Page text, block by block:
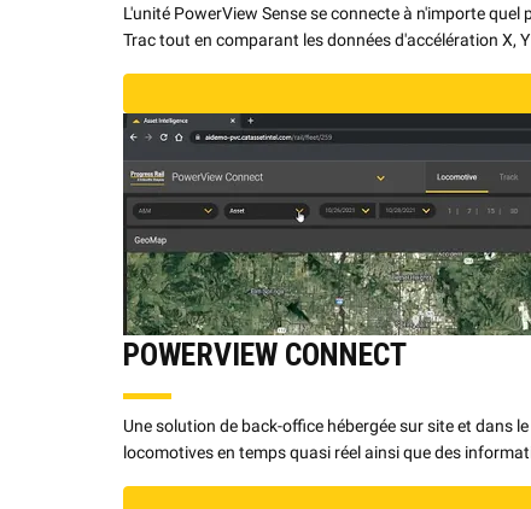
L'unité PowerView Sense se connecte à n'importe
Trac tout en comparant les données d'accélération X,
POWERVIEW CONNECT
Une solution de back-office hébergée sur site et dans
locomotives en temps quasi réel ainsi que des